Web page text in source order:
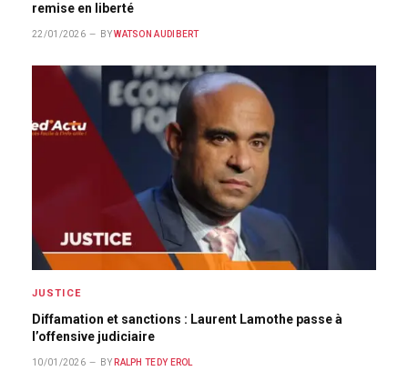
remise en liberté
22/01/2026 BY WATSON AUDIBERT
JUSTICE
Diffamation et sanctions : Laurent Lamothe passe à
l’offensive judiciaire
10/01/2026 BY RALPH TEDY EROL